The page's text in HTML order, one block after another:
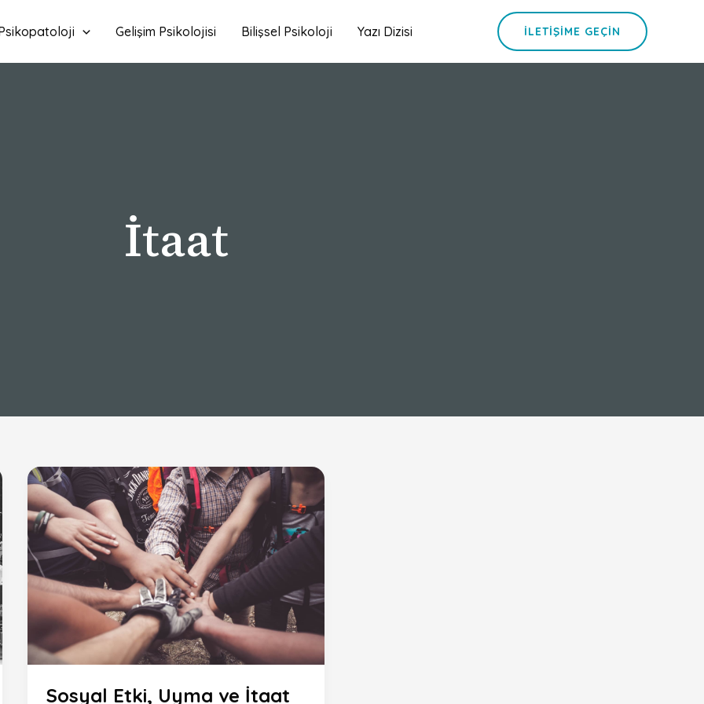
Gelişim Psikolojisi Bilişsel Psikoloji Yazı Dizisi İLETIŞIME GEÇIN
İtaat
Sosyal Etki, Uyma ve İtaat